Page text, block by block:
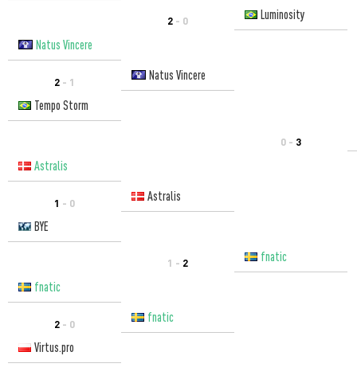
2 - 0
Luminosity
Natus Vincere
2 - 1
Natus Vincere
Tempo Storm
0 - 3
Astralis
1 - 0
Astralis
BYE
1 - 2
fnatic
fnatic
2 - 0
fnatic
Virtus.pro